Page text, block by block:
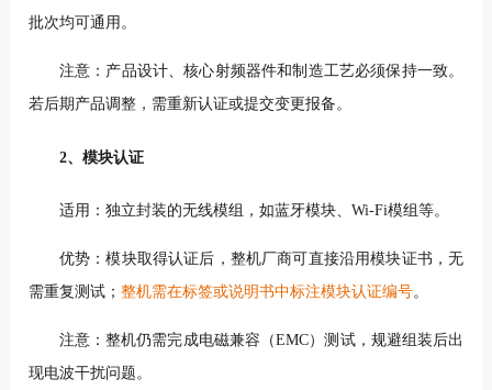
批次均可通用。
注意：产品设计、核心射频器件和制造工艺必须保持一致。
若后期产品调整，需重新认证或提交变更报备。
2、模块认证
适用：独立封装的无线模组，如蓝牙模块、Wi-Fi模组等。
优势：模块取得认证后，整机厂商可直接沿用模块证书，无
需重复测试； 整机需在标签或说明书中标注模块认证编号。
注意：整机仍需完成电磁兼容（EMC）测试，规避组装后出
现电波干扰问题。